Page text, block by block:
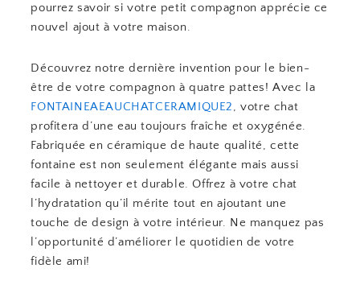
pourrez savoir si votre petit compagnon apprécie ce
nouvel ajout à votre maison.
Découvrez notre dernière invention pour le bien-
être de votre compagnon à quatre pattes! Avec la
FONTAINEAEAUCHATCERAMIQUE2, votre chat
profitera d’une eau toujours fraîche et oxygénée.
Fabriquée en céramique de haute qualité, cette
fontaine est non seulement élégante mais aussi
facile à nettoyer et durable. Offrez à votre chat
l’hydratation qu’il mérite tout en ajoutant une
touche de design à votre intérieur. Ne manquez pas
l’opportunité d’améliorer le quotidien de votre
fidèle ami!